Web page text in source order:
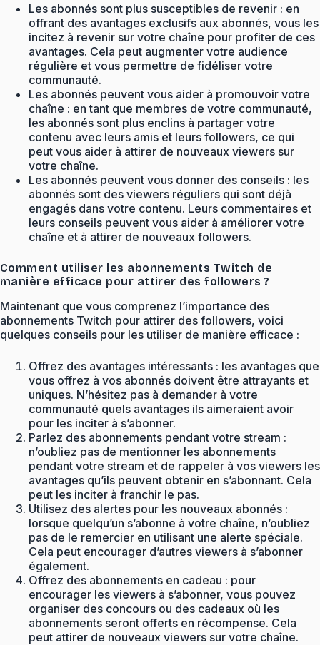
Les abonnés sont plus susceptibles de revenir : en
offrant des avantages exclusifs aux abonnés, vous les
incitez à revenir sur votre chaîne pour profiter de ces
avantages. Cela peut augmenter votre audience
régulière et vous permettre de fidéliser votre
communauté.
Les abonnés peuvent vous aider à promouvoir votre
chaîne : en tant que membres de votre communauté,
les abonnés sont plus enclins à partager votre
contenu avec leurs amis et leurs followers, ce qui
peut vous aider à attirer de nouveaux viewers sur
votre chaîne.
Les abonnés peuvent vous donner des conseils : les
abonnés sont des viewers réguliers qui sont déjà
engagés dans votre contenu. Leurs commentaires et
leurs conseils peuvent vous aider à améliorer votre
chaîne et à attirer de nouveaux followers.
Comment utiliser les abonnements Twitch de
manière efficace pour attirer des followers ?
Maintenant que vous comprenez l’importance des
abonnements Twitch pour attirer des followers, voici
quelques conseils pour les utiliser de manière efficace :
Offrez des avantages intéressants : les avantages que
vous offrez à vos abonnés doivent être attrayants et
uniques. N’hésitez pas à demander à votre
communauté quels avantages ils aimeraient avoir
pour les inciter à s’abonner.
Parlez des abonnements pendant votre stream :
n’oubliez pas de mentionner les abonnements
pendant votre stream et de rappeler à vos viewers les
avantages qu’ils peuvent obtenir en s’abonnant. Cela
peut les inciter à franchir le pas.
Utilisez des alertes pour les nouveaux abonnés :
lorsque quelqu’un s’abonne à votre chaîne, n’oubliez
pas de le remercier en utilisant une alerte spéciale.
Cela peut encourager d’autres viewers à s’abonner
également.
Offrez des abonnements en cadeau : pour
encourager les viewers à s’abonner, vous pouvez
organiser des concours ou des cadeaux où les
abonnements seront offerts en récompense. Cela
peut attirer de nouveaux viewers sur votre chaîne.